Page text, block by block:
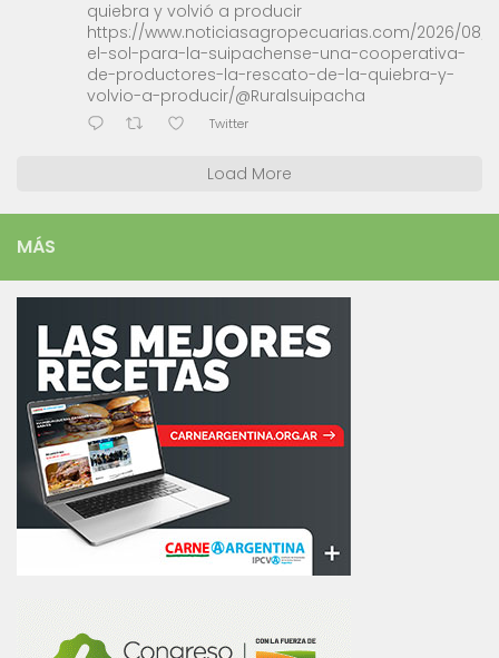
quiebra y volvió a producir
https://www.noticiasagropecuarias.com/2026/08/
el-sol-para-la-suipachense-una-cooperativa-
de-productores-la-rescato-de-la-quiebra-y-
volvio-a-producir/@Ruralsuipacha
Twitter
Load More
MÁS